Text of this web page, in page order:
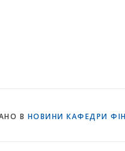
В НОВИНИ КАФЕДРИ